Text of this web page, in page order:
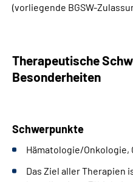
(vorliegende BGSW-
Therapeutische
Besonderheiten
Schwerpunkte
Hämatologie/Onkologie,
Das Ziel aller Therapien